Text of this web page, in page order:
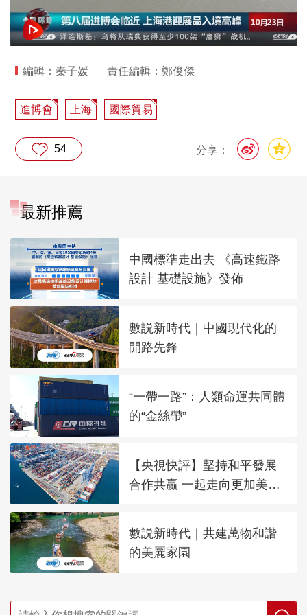
編輯：秦子媛 責任編輯：鄭俊傑
進博會 上海 國際貿易
分享：
54
最新推薦
中國標準走出去 《高速鐵路
設計 基礎設施》發佈
數説新時代｜中國現代化的
開路先鋒
“一帶一路”：人類命運共同體
的“金絲帶”
【央視快評】堅持和平發展
合作共贏 一起走向更加美好
數説新時代｜共建萬物和諧
的美麗家園